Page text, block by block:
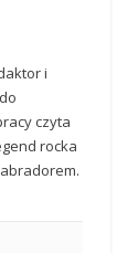
i
czyta
rocka